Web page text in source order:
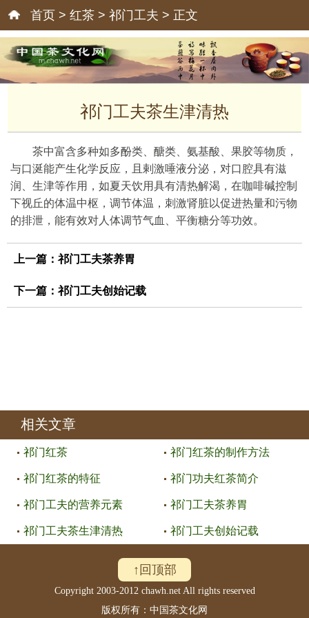
首页 > 红茶 > 祁门工夫 > 正文
祁门工夫茶生津清热
茶中富含多种如多酚类、醣类、氨基酸、果胶等物质，
与口涎能产生化学反应，且剌激唾液分泌，对口腔具有滋
润、生津等作用，如夏天饮用具有清热解渴，在咖啡碱控制
下视丘的体温中枢，调节体温，刺激肾脏以促进热量和污物
的排泄，能有效对人体调节气血、平衡糖分等功效。
上一篇：祁门工夫茶养胃
下一篇：祁门工夫创始记载
相关文章
祁门红茶 祁门红茶的制作方法
祁门红茶的特征 祁门功夫红茶简介
祁门工夫的营养元素 祁门工夫茶养胃
祁门工夫茶生津清热 祁门工夫创始记载
↑回顶部
Copyright 2003-2012 chawh.net All rights reserved
版权所有：中国茶文化网